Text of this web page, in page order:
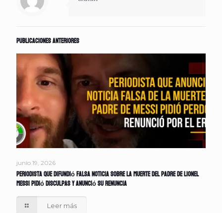
Publicaciones anteriores
junio 19, 2026
Periodista que difundió falsa noticia sobre la muerte del padre de Lionel
Messi pidió disculpas y anunció su renuncia
Leer más